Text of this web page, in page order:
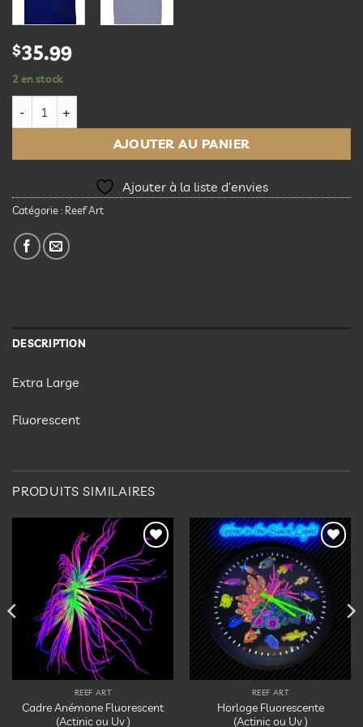
$35.99
2 en stock
AJOUTER AU PANIER
Ajouter à la liste d’envies
Catégorie : Reef Art
DESCRIPTION
Extra Large
Fluorescent
PRODUITS SIMILAIRES
Ajouter
liste
d’envies
REEF ART
Cadre Anémone Fluorescent
(Actinic ou Uv )
Ajouter
à la
liste
d’envies
REEF ART
Horloge Fluorescente
(Actinic ou Uv )